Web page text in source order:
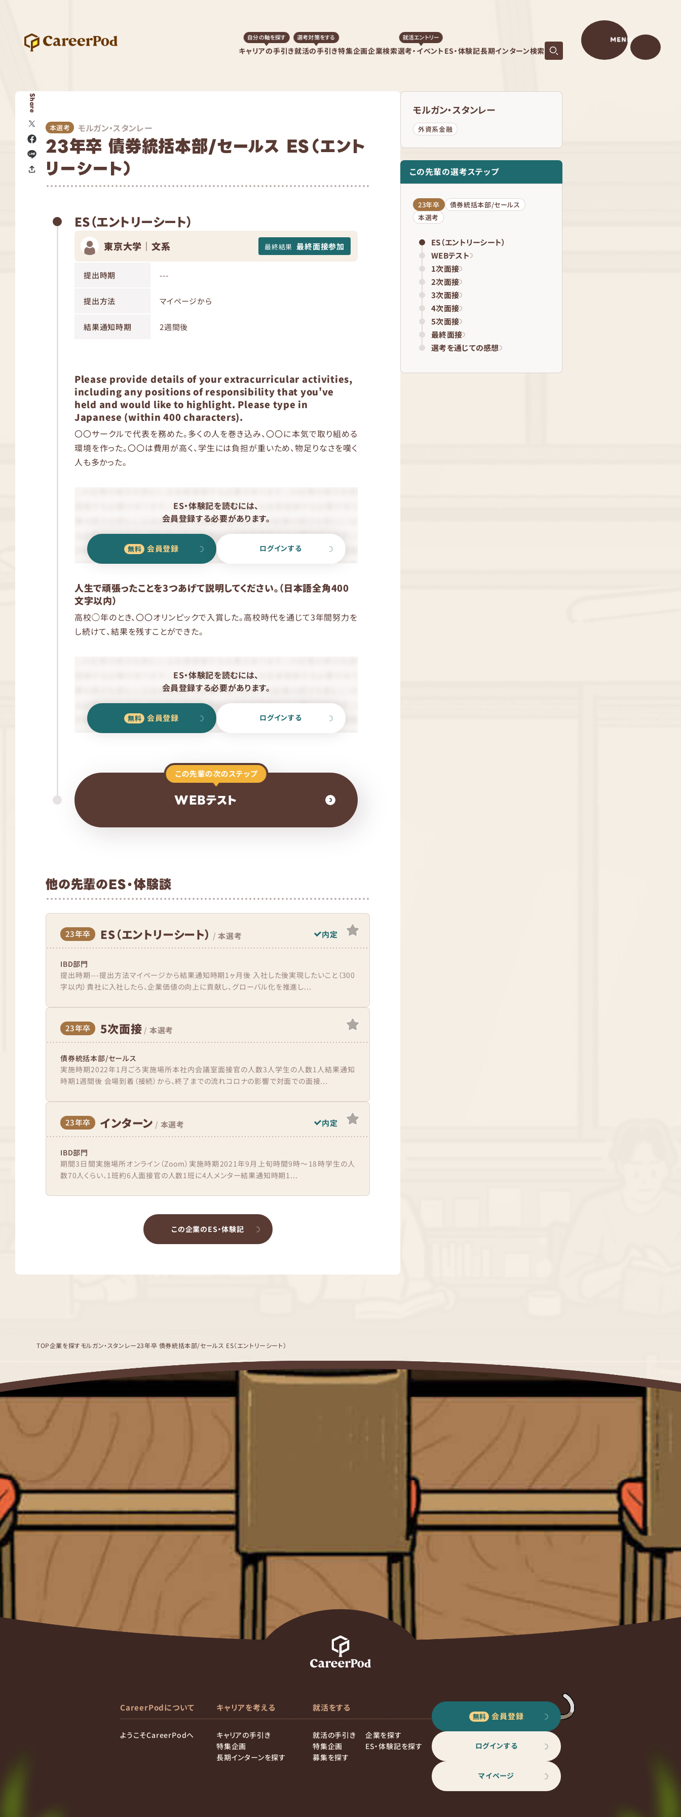
キャリアの手引き
自分の軸を探す
就活の手引き
選考対策をする
特集企画企業検索選考・イベント
就活エントリー
ES・体験記長期インターン検索
MENU
Share
本選考 モルガン・スタンレー
23年卒 債券統括本部/セールス ES（エント
リーシート）
ES（エントリーシート）
東京大学｜文系 最終結果 最終面接参加
提出時期 ---
提出方法 マイページから
結果通知時期 2週間後
Please provide details of your extracurricular activities,
including any positions of responsibility that you've
held and would like to highlight. Please type in
Japanese (within 400 characters).
〇〇サークルで代表を務めた。多くの人を巻き込み、〇〇に本気で取り組める
環境を作った。〇〇は費用が高く、学生には負担が重いため、物足りなさを嘆く
人も多かった。
ES・体験記を読むには、
会員登録する必要があります。
会員登録 ログインする
人生で頑張ったことを3つあげて説明してください。（日本語全角400
文字以内）
高校◯年のとき、〇〇オリンピックで入賞した。高校時代を通じて3年間努力を
し続けて、結果を残すことができた。
ES・体験記を読むには、
会員登録する必要があります。
会員登録 ログインする
この先輩の次のステップ
WEBテスト
他の先輩のES・体験談
23年卒 ES（エントリーシート） / 本選考 内定
IBD部門
提出時期---提出方法マイページから結果通知時期1ヶ月後 入社した後実現したいこと（300
字以内）貴社に入社したら、企業価値の向上に貢献し、グローバル化を推進し...
23年卒 5次面接 / 本選考
債券統括本部/セールス
実施時期2022年1月ごろ実施場所本社内会議室面接官の人数3人学生の人数1人結果通知
時期1週間後 会場到着（接続）から、終了までの流れコロナの影響で対面での面接...
23年卒 インターン / 本選考 内定
IBD部門
期間3日間実施場所オンライン（Zoom）実施時期2021年9月上旬時間9時〜18時学生の人
数70人くらい、1班約6人面接官の人数1班に4人メンター結果通知時期1...
この企業のES・体験記
モルガン・スタンレー
外資系金融
この先輩の選考ステップ
23年卒
債券統括本部/セールス
本選考
ES（エントリーシート）
WEBテスト
1次面接
2次面接
3次面接
4次面接
5次面接
最終面接
選考を通じての感想
TOP企業を探すモルガン・スタンレー23年卒 債券統括本部/セールス ES（エントリーシート）
CareerPodについて
ようこそCareerPodへ
キャリアを考える
キャリアの手引き
特集企画
長期インターンを探す
就活をする
就活の手引き
特集企画
募集を探す
企業を探す
ES・体験記を探す
会員登録
ログインする
マイページ